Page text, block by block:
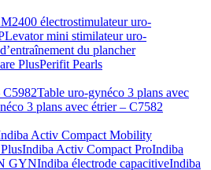
électrostimulateur uro-
Levator mini stimilateur uro-
du plancher
PlusPerifit Pearls
C5982Table uro-gynéco 3 plans avec
3 plans avec étrier – C7582
Activ Compact Mobility
Indiba Activ Compact ProIndiba
GYNIndiba électrode capacitiveIndiba